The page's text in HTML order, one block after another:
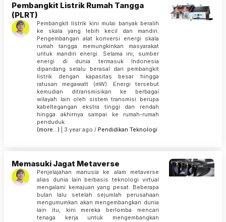
Pembangkit Listrik Rumah Tangga
(PLRT)
Pembangkit listrik kini mulai banyak beralih
ke skala yang lebih kecil dan mandiri.
Pengembangan alat konversi energi skala
rumah tangga memungkinkan masyarakat
untuk mandiri energi. Selama ini, sumber
energi di dunia termasuk Indonesia
dipandang selalu berasal dari pembangkit
listrik dengan kapasitas besar hingga
ratusan megawatt (mW). Energi tersebut
kemudian ditransmisikan ke berbagai
wilayah lain oleh sistem transmisi berupa
kabeltegangan ekstra tinggi dan rendah
hingga akhirnya sampai ke rumah-rumah
penduduk.
(more…) | 3 year ago / Pendidikan Teknologi
Memasuki Jagat Metaverse
Penjelajahan manusia ke alam metaverse
alias dunia lain berbasis teknologi virtual
mengalami kemajuan yang pesat. Beberapa
bulan lalu setelah sejumlah perusahaan
mengumumkan akan mengembangkan dunia
lain itu, kini mereka berlomba mencari
tenaga kerja untuk mengembangkan